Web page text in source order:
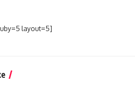
layout=5]